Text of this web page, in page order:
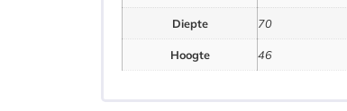
Diepte 70
Hoogte 46